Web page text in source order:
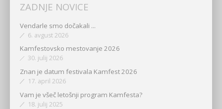
ZADNJE NOVICE
Vendarle smo dočakali ...
6. avgust 2026
Kamfestovsko mestovanje 2026
30. julij 2026
Znan je datum festivala Kamfest 2026
17. april 2026
Vam je všeč letošnji program Kamfesta?
18. julij 2025